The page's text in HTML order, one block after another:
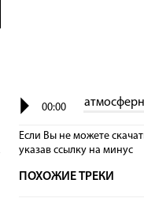
00:00
Если Вы не можете
указав сcылку на минус
ПОХОЖИЕ ТРЕКИ